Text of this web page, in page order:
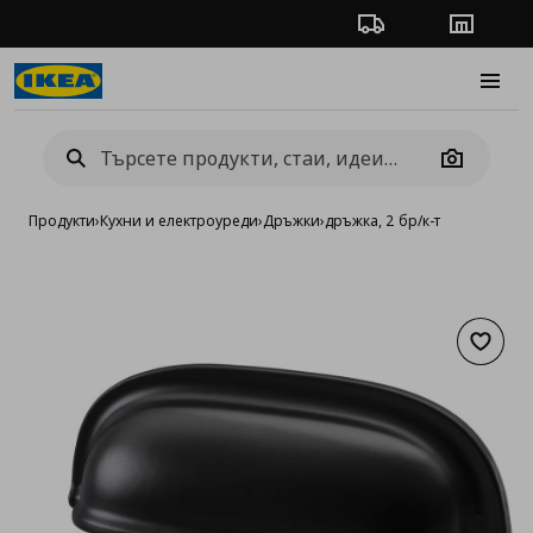
Проследяване на
Camera
Продукти›Кухни и електроуреди›Дръжки›дръжка, 2 бр/к-т